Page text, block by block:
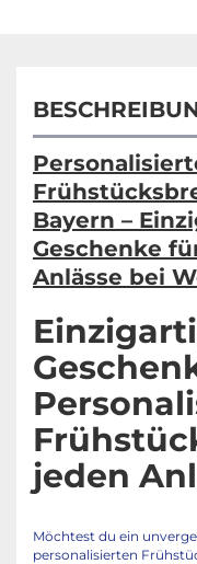
Bayern –
Geschenke
Anlässe bei
jeden
Möchtest du ein
personalisierten